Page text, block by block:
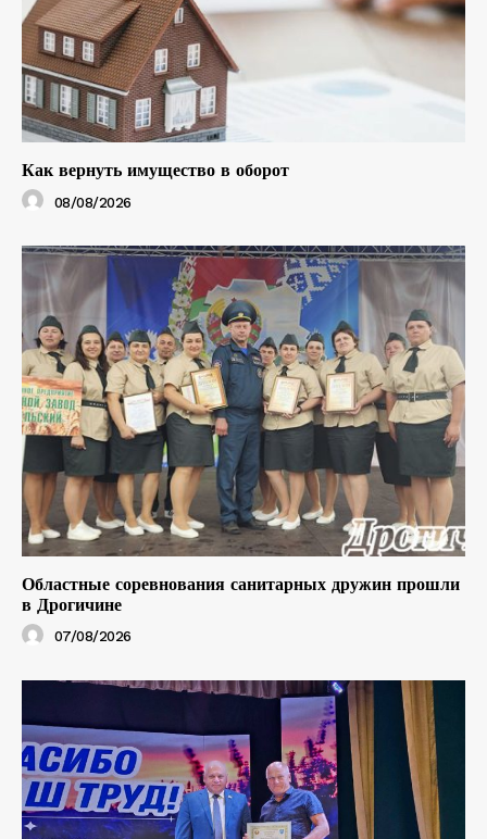
Как вернуть имущество в оборот
08/08/2026
Областные соревнования санитарных дружин прошли
в Дрогичине
07/08/2026